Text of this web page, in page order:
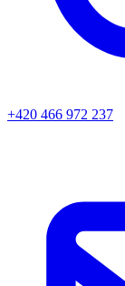
+420 466 972 237